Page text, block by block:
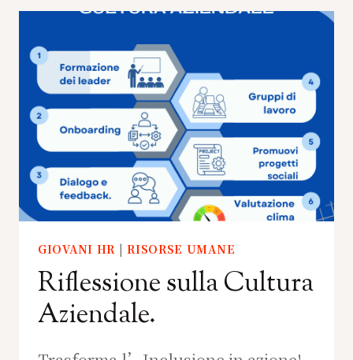
GIOVANI HR |RISORSE UMANE
Riflessione sulla Cultura
Aziendale.